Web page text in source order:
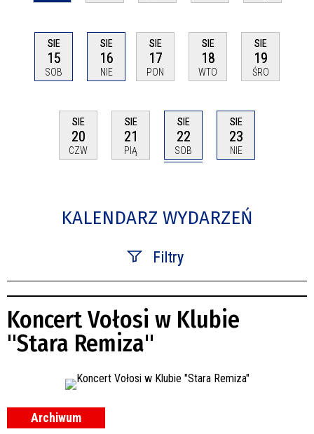
SIE
15
SOB
SIE
16
NIE
SIE
17
PON
SIE
18
WTO
SIE
19
ŚRO
SIE
20
CZW
SIE
21
PIĄ
SIE
22
SOB
SIE
23
NIE
KALENDARZ WYDARZEŃ
Filtry
Kategoria
—
Koncert Vołosi w Klubie
"Stara Remiza"
Archiwum